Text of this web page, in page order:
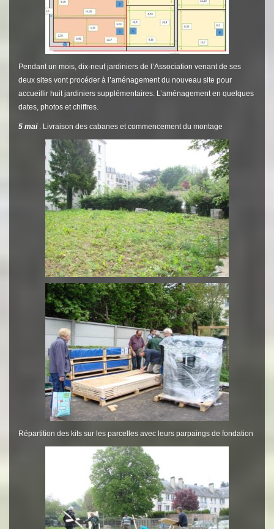
Pendant un mois, dix-neuf jardiniers de l’Association venant de ses
deux sites vont procéder à l’aménagement du nouveau site pour
accueillir huit jardiniers supplémentaires. L’aménagement en quelques
dates, photos et chiffres.
5 mai. Livraison des cabanes et commencement du montage
Répartition des kits sur les parcelles avec leurs parpaings de fondation